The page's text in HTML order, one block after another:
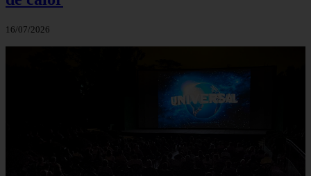
16/07/2026